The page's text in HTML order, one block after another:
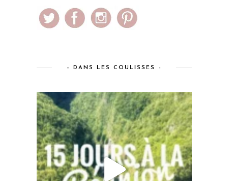
– DANS LES COULISSES –